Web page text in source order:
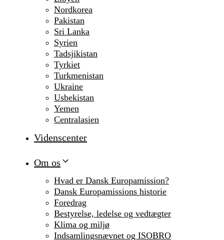
Nordkorea
Pakistan
Sri Lanka
Syrien
Tadsjikistan
Tyrkiet
Turkmenistan
Ukraine
Usbekistan
Yemen
Centralasien
Videnscenter
Om os
Hvad er Dansk Europamission?
Dansk Europamissions historie
Foredrag
Bestyrelse, ledelse og vedtægter
Klima og miljø
Indsamlingsnævnet og ISOBRO